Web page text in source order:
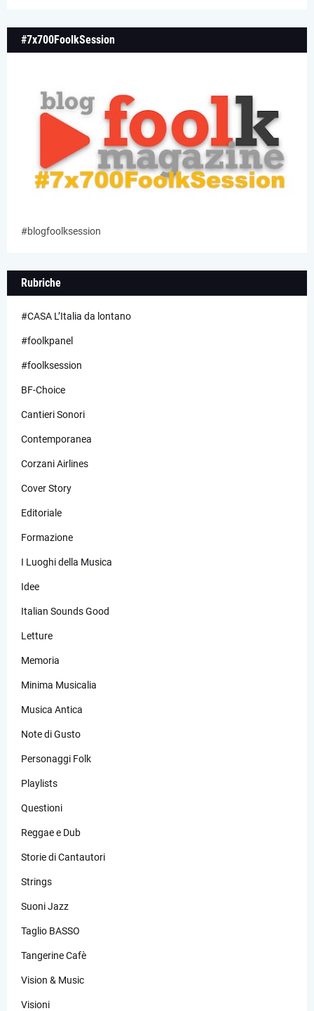
#7x700FoolkSession
#blogfoolksession
Rubriche
#CASA L’Italia da lontano
#foolkpanel
#foolksession
BF-Choice
Cantieri Sonori
Contemporanea
Corzani Airlines
Cover Story
Editoriale
Formazione
I Luoghi della Musica
Idee
Italian Sounds Good
Letture
Memoria
Minima Musicalia
Musica Antica
Note di Gusto
Personaggi Folk
Playlists
Questioni
Reggae e Dub
Storie di Cantautori
Strings
Suoni Jazz
Taglio BASSO
Tangerine Cafè
Vision & Music
Visioni